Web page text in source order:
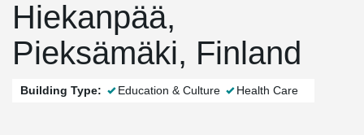
Hiekanpää,
Pieksämäki, Finland
Building Type: Education & Culture Health Care